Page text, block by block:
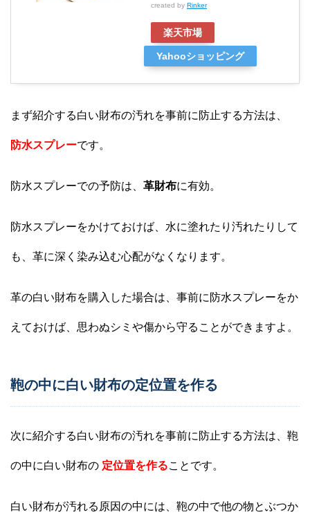
created by Rinker
楽天市場
Yahooショッピング
まず紹介する白い財布の汚れを事前に防止する方法は、
防水スプレーです。
防水スプレーでの予防は、 革財布に有効。
防水スプレーをかけておけば、水に塗れたり汚れたりして
も、革に深く染み込む心配がなくなります。
革の白い財布を購入した場合は、事前に防水スプレーをか
えておけば、思わぬシミや傷から守ることができますよ。
鞄の中に白い財布の定位置を作る
次に紹介する白い財布の汚れを事前に防止する方法は、鞄
の中に白い財布の 定位置を作ることです。
白い財布が汚れる原因の中には、鞄の中で他の物とぶつか